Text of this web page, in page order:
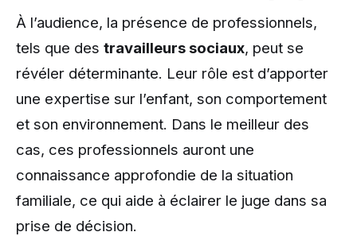
À l’audience, la présence de professionnels,
tels que des travailleurs sociaux, peut se
révéler déterminante. Leur rôle est d’apporter
une expertise sur l’enfant, son comportement
et son environnement. Dans le meilleur des
cas, ces professionnels auront une
connaissance approfondie de la situation
familiale, ce qui aide à éclairer le juge dans sa
prise de décision.